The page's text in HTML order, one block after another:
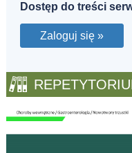
Dostęp do treści
Zaloguj się »